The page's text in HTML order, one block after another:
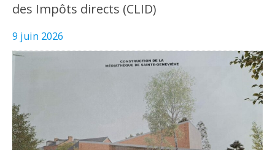
des Impôts directs (CLID)
9 juin 2026